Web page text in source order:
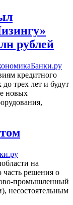
рублей
Банки.ру
кредитного
трех лет и будут
новых
на
часть решения о
промышленный
несостоятельным